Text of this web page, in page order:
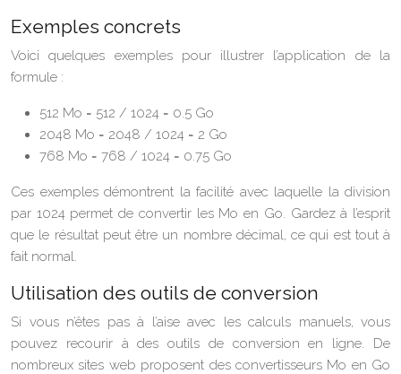
Exemples concrets
Voici quelques exemples pour illustrer l’application de la
formule :
512 Mo = 512 / 1024 = 0.5 Go
2048 Mo = 2048 / 1024 = 2 Go
768 Mo = 768 / 1024 = 0.75 Go
Ces exemples démontrent la facilité avec laquelle la division
par 1024 permet de convertir les Mo en Go. Gardez à l’esprit
que le résultat peut être un nombre décimal, ce qui est tout à
fait normal.
Utilisation des outils de conversion
Si vous n’êtes pas à l’aise avec les calculs manuels, vous
pouvez recourir à des outils de conversion en ligne. De
nombreux sites web proposent des convertisseurs Mo en Go